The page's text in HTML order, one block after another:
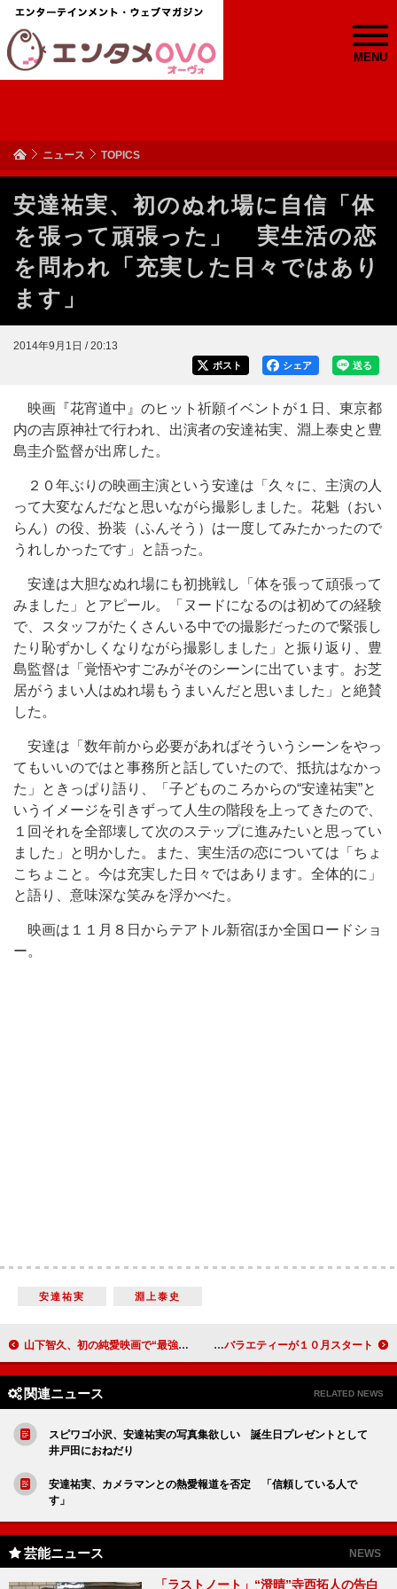
MENU
ニュース TOPICS
安達祐実、初のぬれ場に自信「体
を張って頑張った」 実生活の恋
を問われ「充実した日々ではあり
ます」
2014年9月1日 / 20:13
送る
シェア
ポスト
映画『花宵道中』のヒット祈願イベントが１日、東京都
内の吉原神社で行われ、出演者の安達祐実、淵上泰史と豊
島圭介監督が出席した。
２０年ぶりの映画主演という安達は「久々に、主演の人
って大変なんだなと思いながら撮影しました。花魁（おい
らん）の役、扮装（ふんそう）は一度してみたかったので
うれしかったです」と語った。
安達は大胆なぬれ場にも初挑戦し「体を張って頑張って
みました」とアピール。「ヌードになるのは初めての経験
で、スタッフがたくさんいる中での撮影だったので緊張し
たり恥ずかしくなりながら撮影しました」と振り返り、豊
島監督は「覚悟やすごみがそのシーンに出ています。お芝
居がうまい人はぬれ場もうまいんだと思いました」と絶賛
した。
安達は「数年前から必要があればそういうシーンをやっ
てもいいのではと事務所と話していたので、抵抗はなかっ
た」ときっぱり語り、「子どものころからの“安達祐実”と
いうイメージを引きずって人生の階段を上ってきたので、
１回それを全部壊して次のステップに進みたいと思ってい
ました」と明かした。また、実生活の恋については「ちょ
こちょこと。今は充実した日々ではあります。全体的に」
と語り、意味深な笑みを浮かべた。
映画は１１月８日からテアトル新宿ほか全国ロードショ
ー。
安達祐実 淵上泰史
山下智久、初の純愛映画で“最強のツンデレ教師”役 照れまくりながら“ツンデレワード”を披露 渡部建＆田中みな実＆美輪明宏で“晩餐会” フジで情報バラエティーが１０月スタート
関連ニュース RELATED NEWS
スピワゴ小沢、安達祐実の写真集欲しい 誕生日プレゼントとして
井戸田におねだり
安達祐実、カメラマンとの熱愛報道を否定 「信頼している人で
す」
芸能ニュース NEWS
「ラストノート」“澄晴”寺西拓人の告白